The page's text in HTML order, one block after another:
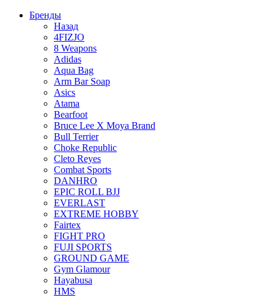
Бренды
Назад
4FIZJO
8 Weapons
Adidas
Aqua Bag
Arm Bar Soap
Asics
Atama
Bearfoot
Bruce Lee X Moya Brand
Bull Terrier
Choke Republic
Cleto Reyes
Combat Sports
DANHRO
EPIC ROLL BJJ
EVERLAST
EXTREME HOBBY
Fairtex
FIGHT PRO
FUJI SPORTS
GROUND GAME
Gym Glamour
Hayabusa
HMS